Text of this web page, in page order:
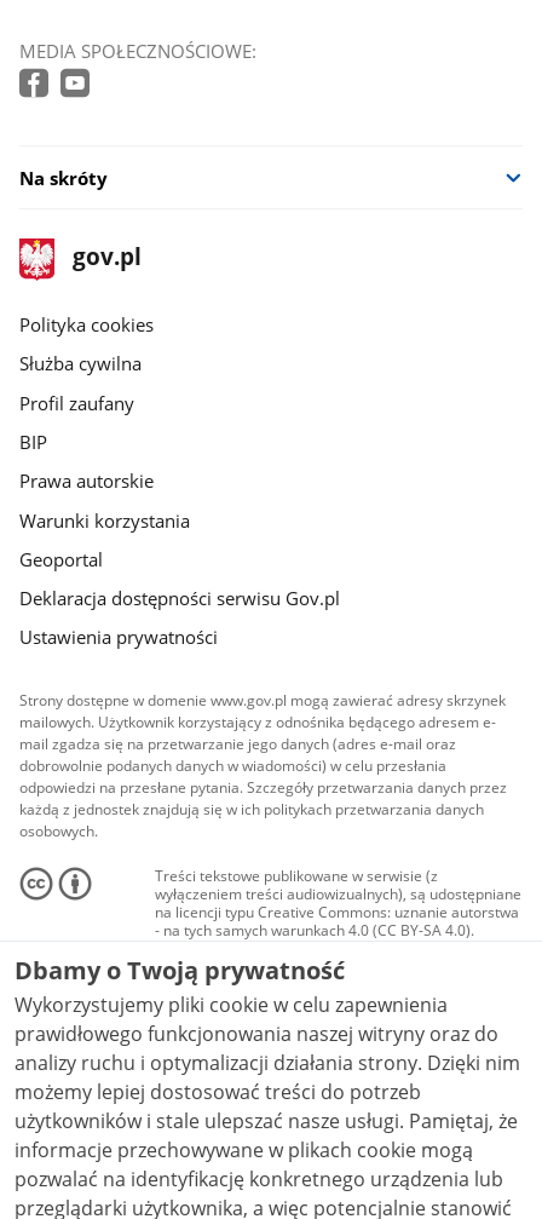
MEDIA SPOŁECZNOŚCIOWE:
Na skróty
stopka
gov.pl
Strona
gov.pl
gov.pl
Polityka cookies
Służba cywilna
Profil zaufany
BIP
Prawa autorskie
Warunki korzystania
Geoportal
Deklaracja dostępności serwisu Gov.pl
Ustawienia prywatności
Strony dostępne w domenie www.gov.pl mogą zawierać adresy skrzynek
mailowych. Użytkownik korzystający z odnośnika będącego adresem e-
mail zgadza się na przetwarzanie jego danych (adres e-mail oraz
dobrowolnie podanych danych w wiadomości) w celu przesłania
odpowiedzi na przesłane pytania. Szczegóły przetwarzania danych przez
każdą z jednostek znajdują się w ich politykach przetwarzania danych
osobowych.
Treści tekstowe publikowane w serwisie (z
wyłączeniem treści audiowizualnych), są udostępniane
na licencji typu Creative Commons: uznanie autorstwa
- na tych samych warunkach 4.0 (CC BY-SA 4.0).
Materiały audiowizualne, w tym zdjęcia, materiały
audio i wideo, są udostępniane na licencji typu
Creative Commons: uznanie autorstwa użycie
niekomercyjne - bez utworów zależnych 4.0 (CC BY-
NC-ND 4.0), o ile nie jest to stwierdzone inaczej.
Dbamy o Twoją prywatność
Wykorzystujemy pliki cookie w celu zapewnienia
prawidłowego funkcjonowania naszej witryny oraz do
analizy ruchu i optymalizacji działania strony. Dzięki nim
możemy lepiej dostosować treści do potrzeb
użytkowników i stale ulepszać nasze usługi. Pamiętaj, że
informacje przechowywane w plikach cookie mogą
pozwalać na identyfikację konkretnego urządzenia lub
przeglądarki użytkownika, a więc potencjalnie stanowić